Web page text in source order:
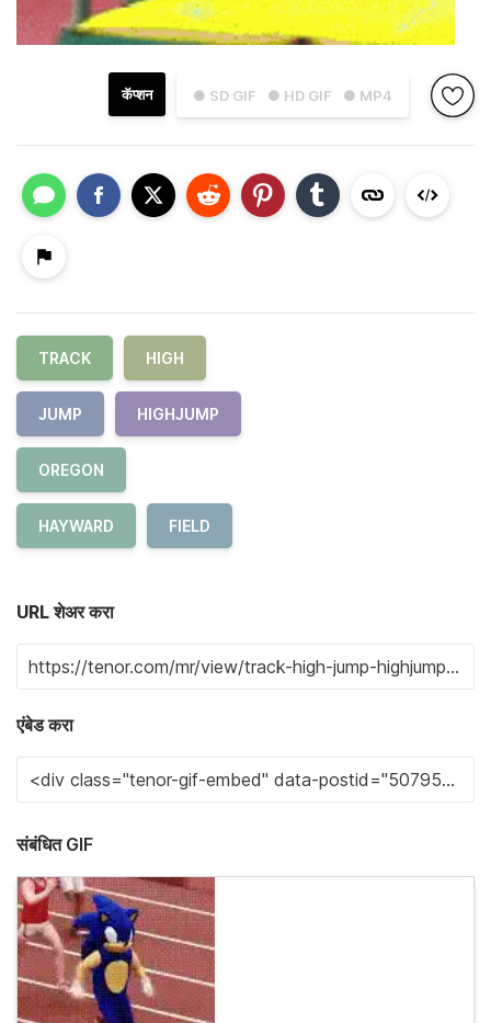
● SD GIF ● HD GIF ● MP4
कॅप्शन
TRACK HIGH
JUMP HIGHJUMP
OREGON
HAYWARD FIELD
URL शेअर करा
एंबेड करा
संबंधित GIF